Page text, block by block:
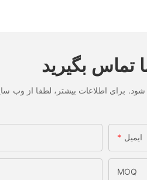
تماس بگیرید
ایمیل
MOQ